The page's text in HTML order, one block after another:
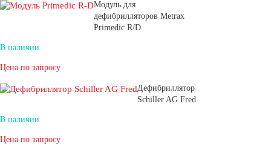
Модуль для
дефибрилляторов Metrax
Primedic R/D
В наличии
Цена по запросу
Дефибриллятор
Schiller AG Fred
В наличии
Цена по запросу